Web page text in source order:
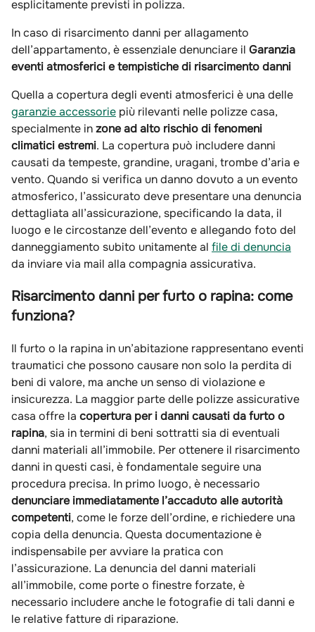
esplicitamente previsti in polizza.
In caso di risarcimento danni per allagamento
dell’appartamento, è essenziale denunciare il Garanzia
eventi atmosferici e tempistiche di risarcimento danni
Quella a copertura degli eventi atmosferici è una delle
garanzie accessorie più rilevanti nelle polizze casa,
specialmente inzone ad alto rischio di fenomeni
climatici estremi. La copertura può includere danni
causati da tempeste, grandine, uragani, trombe d’aria e
vento. Quando si verifica un danno dovuto a un evento
atmosferico, l’assicurato deve presentare una denuncia
dettagliata all’assicurazione, specificando la data, il
luogo e le circostanze dell’evento e allegando foto del
danneggiamento subito unitamente al file di denuncia
da inviare via mail alla compagnia assicurativa.
Risarcimento danni per furto o rapina: come
funziona?
Il furto o la rapina in un’abitazione rappresentano eventi
traumatici che possono causare non solo la perdita di
beni di valore, ma anche un senso di violazione e
insicurezza. La maggior parte delle polizze assicurative
casa offre la copertura per i danni causati da furto o
rapina, sia in termini di beni sottratti sia di eventuali
danni materiali all’immobile. Per ottenere il risarcimento
danni in questi casi, è fondamentale seguire una
procedura precisa. In primo luogo, è necessario
denunciare immediatamente l’accaduto alle autorità
competenti, come le forze dell’ordine, e richiedere una
copia della denuncia. Questa documentazione è
indispensabile per avviare la pratica con
l’assicurazione. La denuncia del danni materiali
all’immobile, come porte o finestre forzate, è
necessario includere anche le fotografie di tali danni e
le relative fatture di riparazione.